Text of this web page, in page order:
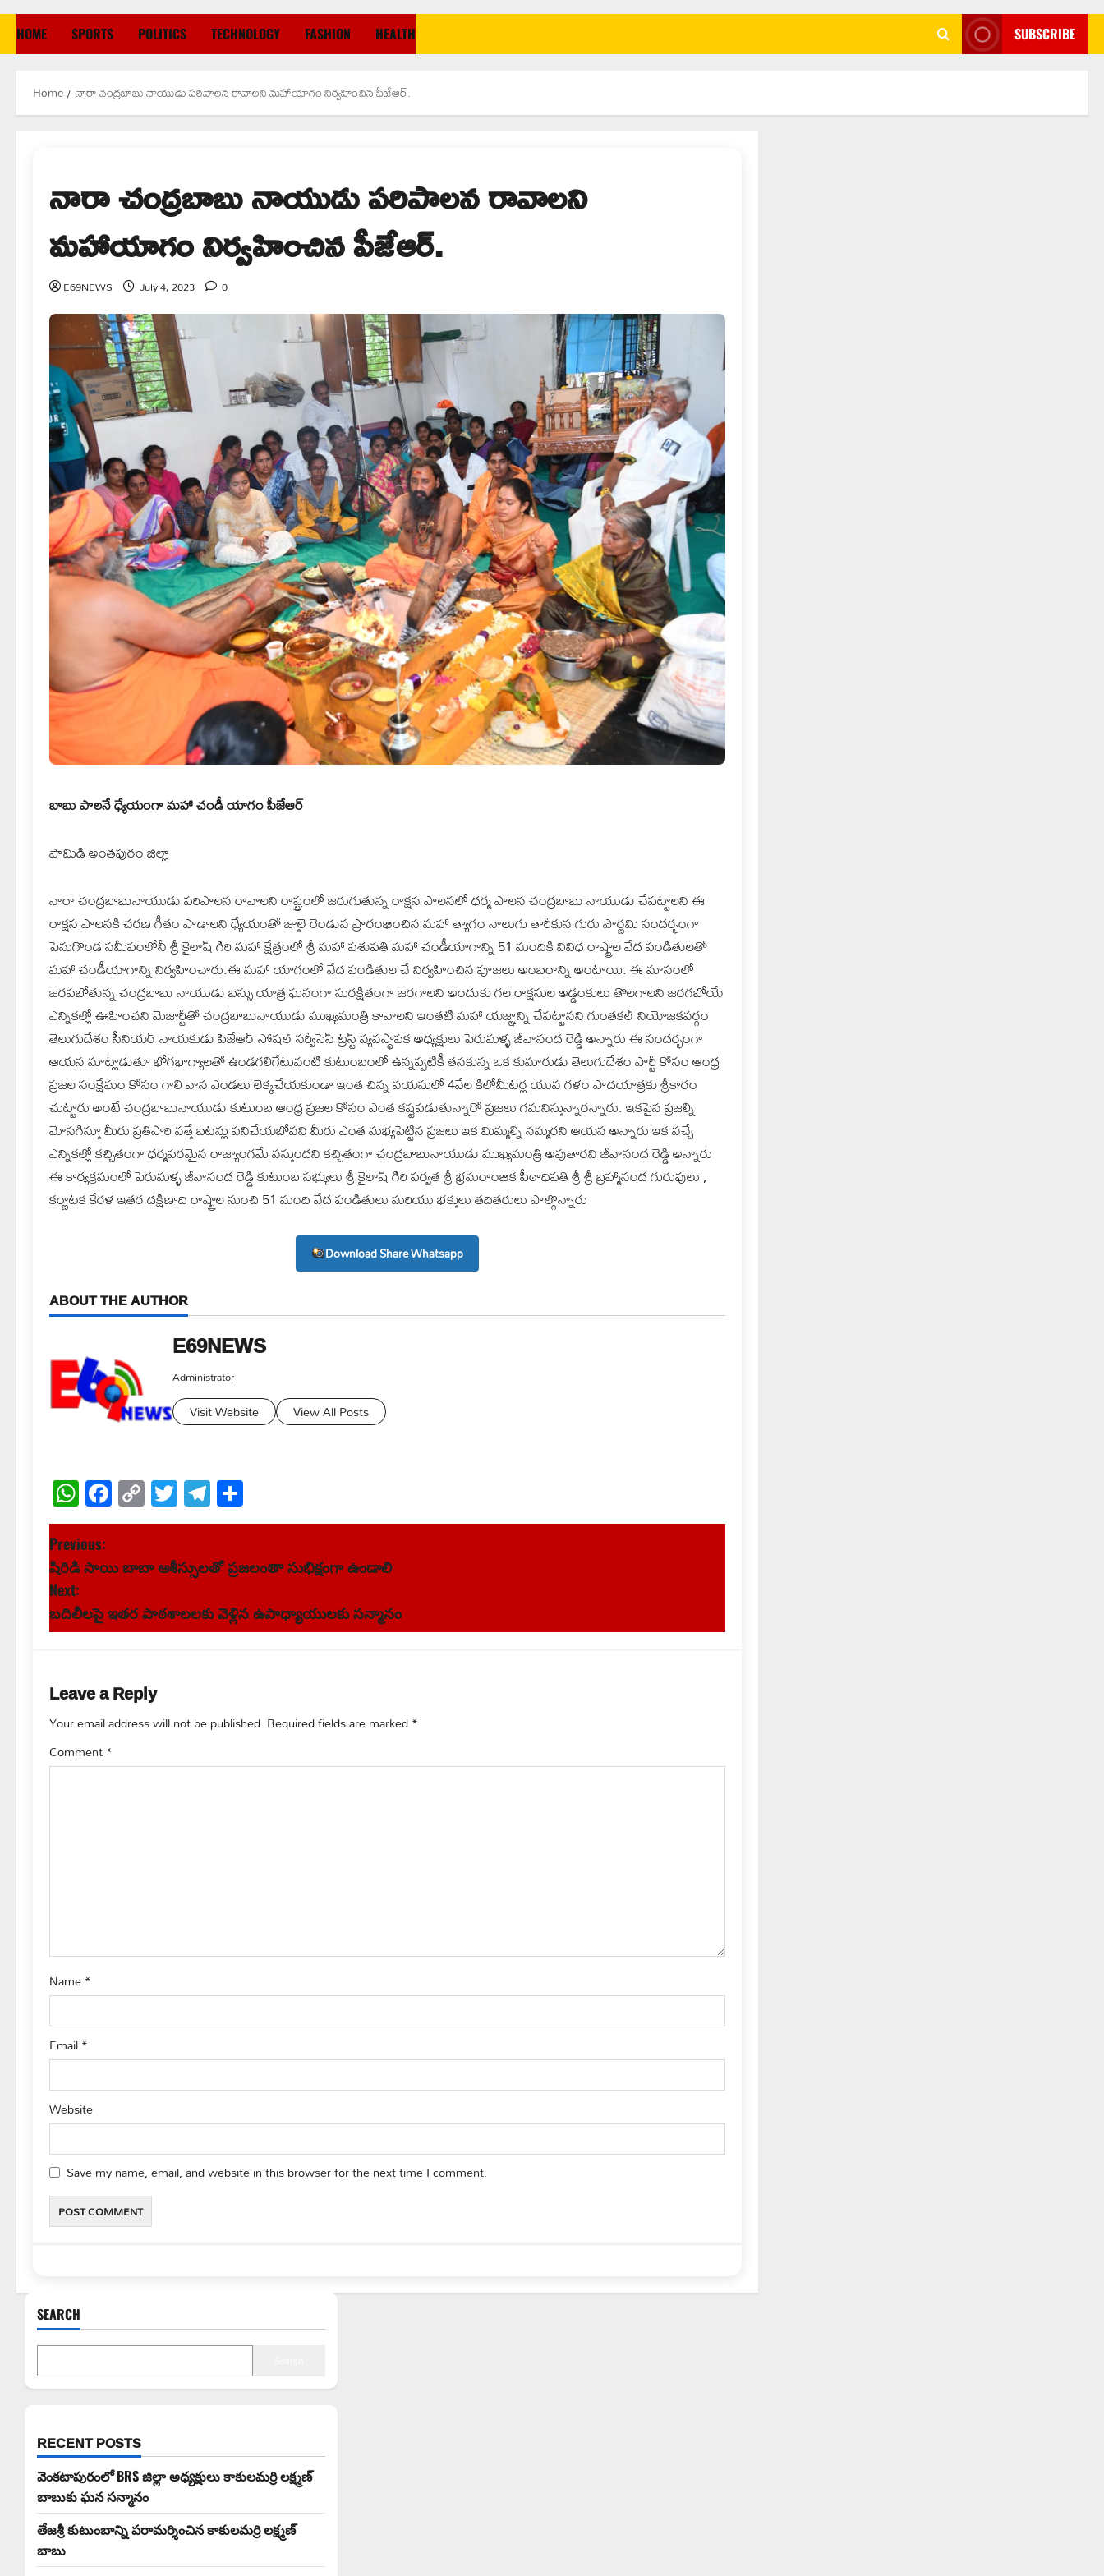
HOME SPORTS POLITICS TECHNOLOGY FASHION HEALTH SUBSCRIBE
Home నారా చంద్రబాబు నాయుడు పరిపాలన రావాలని మహాయాగం నిర్వహించిన పీజేఆర్.
నారా చంద్రబాబు నాయుడు పరిపాలన రావాలని
మహాయాగం నిర్వహించిన పీజేఆర్.
E69NEWS July 4, 2023 0
బాబు పాలనే ధ్యేయంగా మహా చండీ యాగం పీజేఆర్
పామిడి అంతపురం జిల్లా
నారా చంద్రబాబునాయుడు పరిపాలన రావాలని రాష్ట్రంలో జరుగుతున్న రాక్షస పాలనలో ధర్మ పాలన చంద్రబాబు నాయుడు చేపట్టాలని ఈ
రాక్షస పాలనకి చరణ గీతం పాడాలని ధ్యేయంతో జులై రెండున ప్రారంభించిన మహా త్యాగం నాలుగు తారీకున గురు పౌర్ణమి సందర్భంగా
పెనుగొండ సమీపంలోనీ శ్రీ కైలాష్ గిరి మహా క్షేత్రంలో శ్రీ మహా పశుపతి మహా చండీయాగాన్ని 51 మందికి వివిధ రాష్ట్రాల వేద పండితులతో
మహా చండీయాగాన్ని నిర్వహించారు.ఈ మహా యాగంలో వేద పండితుల చే నిర్వహించిన పూజలు అంబరాన్ని అంటాయి. ఈ మాసంలో
జరపబోతున్న చంద్రబాబు నాయుడు బస్సు యాత్ర ఘనంగా సురక్షితంగా జరగాలని అందుకు గల రాక్షసుల అడ్డంకులు తొలగాలని జరగబోయే
ఎన్నికల్లో ఊహించని మెజార్టీతో చంద్రబాబునాయుడు ముఖ్యమంత్రి కావాలని ఇంతటి మహా యజ్ఞాన్ని చేపట్టానని గుంతకల్ నియోజకవర్గం
తెలుగుదేశం సీనియర్ నాయకుడు పిజేఆర్ సోషల్ సర్వీసెస్ ట్రస్ట్ వ్యవస్థాపక అధ్యక్షులు పెరుమళ్ళ జీవానంద రెడ్డి అన్నారు ఈ సందర్భంగా
ఆయన మాట్లాడుతూ భోగభాగ్యాలతో ఉండగలిగేటువంటి కుటుంబంలో ఉన్నప్పటికీ తనకున్న ఒక కుమారుడు తెలుగుదేశం పార్టీ కోసం ఆంధ్ర
ప్రజల సంక్షేమం కోసం గాలి వాన ఎండలు లెక్కచేయకుండా ఇంత చిన్న వయసులో 4వేల కిలోమీటర్ల యువ గళం పాదయాత్రకు శ్రీకారం
చుట్టారు అంటే చంద్రబాబునాయుడు కుటుంబ ఆంధ్ర ప్రజల కోసం ఎంత కష్టపడుతున్నారో ప్రజలు గమనిస్తున్నారన్నారు. ఇకపైన ప్రజల్ని
మోసగిస్తూ మీరు ప్రతిసారి వత్తే బటన్లు పనిచేయబోవని మీరు ఎంత మభ్యపెట్టిన ప్రజలు ఇక మిమ్మల్ని నమ్మరని ఆయన అన్నారు ఇక వచ్చే
ఎన్నికల్లో కచ్చితంగా ధర్మపరమైన రాజ్యాంగమే వస్తుందని కచ్చితంగా చంద్రబాబునాయుడు ముఖ్యమంత్రి అవుతారని జీవానంద రెడ్డి అన్నారు
ఈ కార్యక్రమంలో పెరుమళ్ళ జీవానంద రెడ్డి కుటుంబ సభ్యులు శ్రీ కైలాష్ గిరి పర్వత శ్రీ భ్రమరాంబిక పీఠాధిపతి శ్రీ శ్రీ బ్రహ్మానంద గురువులు ,
కర్ణాటక కేరళ ఇతర దక్షిణాది రాష్ట్రాల నుంచి 51 మంది వేద పండితులు మరియు భక్తులు తదితరులు పాల్గొన్నారు
Download Share Whatsapp
ABOUT THE AUTHOR
E69NEWS
Administrator
Visit Website View All Posts
WhatsApp
Facebook
Copy
Link
TwitterTelegram
P
o
s
n
a
v
o
n
Previous:
షిరిడి సాయి బాబా ఆశీస్సులతో ప్రజలంతా సుభిక్షంగా ఉండాలి
Next:
బదిలీలపై ఇతర పాఠశాలలకు వెళ్లిన ఉపాధ్యాయులకు సన్మానం
Leave a Reply
Your email address will not be published. Required fields are marked*
Comment*
Name*
Email*
Website
Save my name, email, and website in this browser for the next time I comment.
SEARCH
RECENT POSTS
వెంకటాపురంలో BRS జిల్లా అధ్యక్షులు కాకులమర్రి లక్ష్మణ్
బాబుకు ఘన సన్మానం
తేజశ్రీ కుటుంబాన్ని పరామర్శించిన కాకులమర్రి లక్ష్మణ్
బాబు